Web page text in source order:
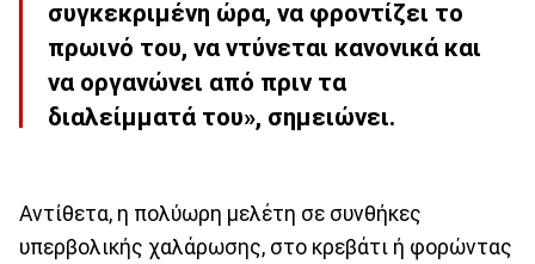
συγκεκριμένη ώρα, να φροντίζει το
πρωινό του, να ντύνεται κανονικά και
να οργανώνει από πριν τα
διαλείμματά του», σημειώνει.
Αντίθετα, η πολύωρη μελέτη σε συνθήκες
υπερβολικής χαλάρωσης, στο κρεβάτι ή φορώντας